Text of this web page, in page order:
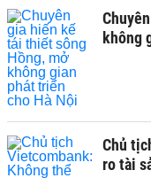
không
Chủ
ro tài